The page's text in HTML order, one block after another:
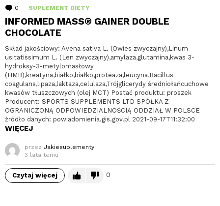
0 komentarzy
SUPLEMENT DIETY
INFORMED MASS® GAINER DOUBLE
CHOCOLATE
Skład jakościowy: Avena sativa L. (Owies zwyczajny),Linum
usitatissimum L. (Len zwyczajny),amylaza,glutamina,kwas 3-
hydroksy-3-metylomasłowy
(HMB),kreatyna,białko,białko,proteaza,leucyna,Bacillus
coagulans,lipaza,laktaza,celulaza,Trójglicerydy średniołańcuchowe
kwasów tłuszczowych (olej MCT) Postać produktu: proszek
Producent: SPORTS SUPPLEMENTS LTD SPÓŁKA Z
OGRANICZONĄ ODPOWIEDZIALNOŚCIĄ ODDZIAŁ W POLSCE
źródło danych: powiadomienia.gis.gov.pl 2021-09-17T11:32:00
WIĘCEJ
przez Jakiesuplementy
3 lata temu
Czytaj więcej 0